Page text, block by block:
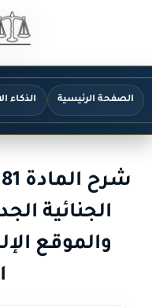
الصفحة الرئيسية الذكاء
الجنائية
والموقع